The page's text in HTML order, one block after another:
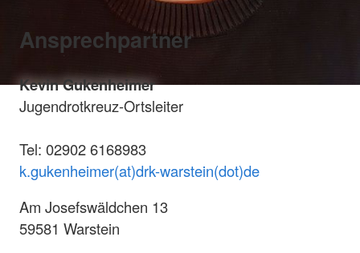
Ansprechpartner
Kevin Gukenheimer
Jugendrotkreuz-Ortsleiter
Tel: 02902 6168983
k.gukenheimer(at)drk-warstein(dot)de
Am Josefswäldchen 13
59581 Warstein